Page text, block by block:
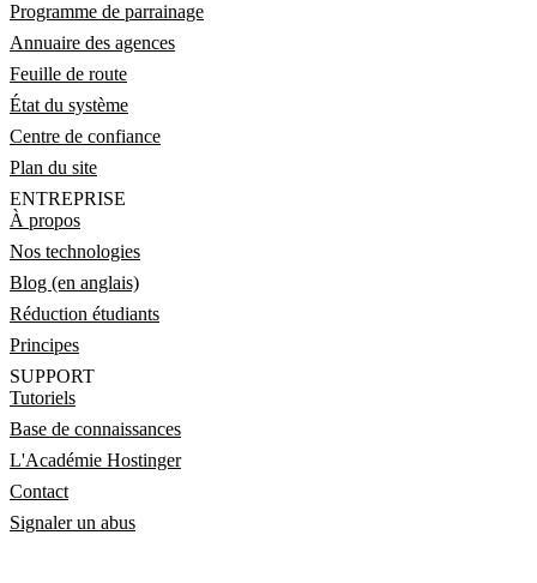
Programme de parrainage
Annuaire des agences
Feuille de route
État du système
Centre de confiance
Plan du site
ENTREPRISE
À propos
Nos technologies
Blog (en anglais)
Réduction étudiants
Principes
SUPPORT
Tutoriels
Base de connaissances
L'Académie Hostinger
Contact
Signaler un abus